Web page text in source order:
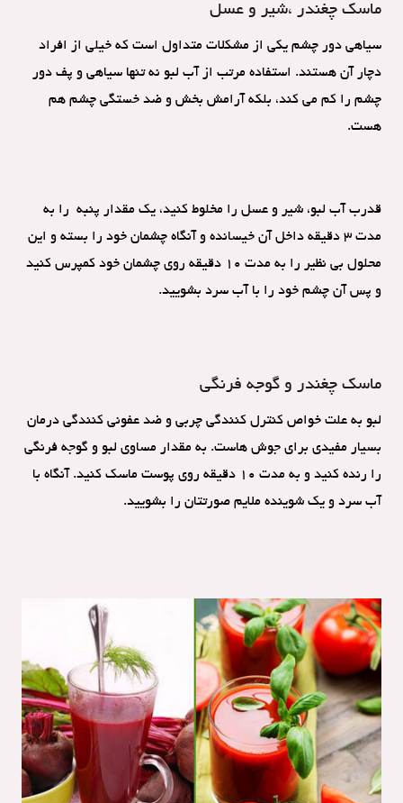
ماسک چغندر ،شیر و عسل
سیاهی دور چشم یکی از مشکلات متداول است که خیلی از افراد
دچار آن هستند. استفاده مرتب از آب لبو نه تنها سیاهی و پف دور
چشم را کم می کند، بلکه آرامش بخش و ضد خستگی چشم هم
هست.
قدرب آب لبو، شیر و عسل را مخلوط کنید، یک مقدار پنبه را به
مدت 3 دقیقه داخل آن خیسانده و آنگاه چشمان خود را بسته و این
محلول بی نظیر را به مدت 10 دقیقه روی چشمان خود کمپرس کنید
و پس آن چشم خود را با آب سرد بشویید.
ماسک چغندر و گوجه فرنگی
لبو به علت خواص کنترل کنندگی چربی و ضد عفونی کنندگی درمان
بسیار مفیدی برای جوش هاست. به مقدار مساوی لبو و گوجه فرنگی
را رنده کنید و به مدت 10 دقیقه روی پوست ماسک کنید. آنگاه با
آب سرد و یک شوینده ملایم صورتتان را بشویید.